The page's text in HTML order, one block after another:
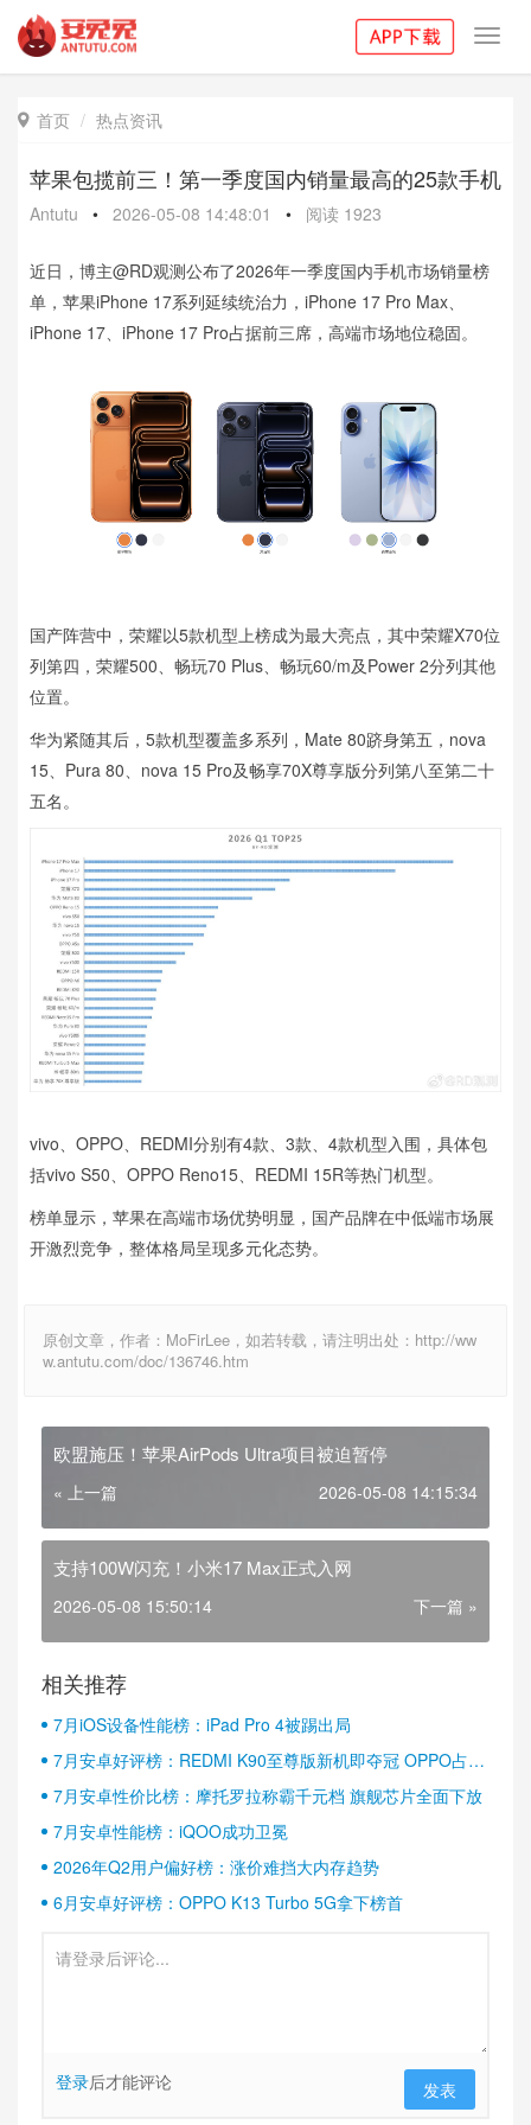
 首页 热点资讯
苹果包揽前三！第一季度国内销量最高的25款手机
Antutu • 2026-05-08 14:48:01 • 阅读 1923
近日，博主@RD观测公布了2026年一季度国内手机市场销量榜
单，苹果iPhone 17系列延续统治力，iPhone 17 Pro Max、
iPhone 17、iPhone 17 Pro占据前三席，高端市场地位稳固。
国产阵营中，荣耀以5款机型上榜成为最大亮点，其中荣耀X70位
列第四，荣耀500、畅玩70 Plus、畅玩60/m及Power 2分列其他
位置。
华为紧随其后，5款机型覆盖多系列，Mate 80跻身第五，nova
15、Pura 80、nova 15 Pro及畅享70X尊享版分列第八至第二十
五名。
vivo、OPPO、REDMI分别有4款、3款、4款机型入围，具体包
括vivo S50、OPPO Reno15、REDMI 15R等热门机型。
榜单显示，苹果在高端市场优势明显，国产品牌在中低端市场展
开激烈竞争，整体格局呈现多元化态势。
原创文章，作者：MoFirLee，如若转载，请注明出处：http://ww
w.antutu.com/doc/136746.htm
欧盟施压！苹果AirPods Ultra项目被迫暂停
« 上一篇 2026-05-08 14:15:34
支持100W闪充！小米17 Max正式入网
2026-05-08 15:50:14 下一篇 »
相关推荐
7月iOS设备性能榜：iPad Pro 4被踢出局
7月安卓好评榜：REDMI K90至尊版新机即夺冠 OPPO占据
半壁江山
7月安卓性价比榜：摩托罗拉称霸千元档 旗舰芯片全面下放
7月安卓性能榜：iQOO成功卫冕
2026年Q2用户偏好榜：涨价难挡大内存趋势
6月安卓好评榜：OPPO K13 Turbo 5G拿下榜首
登录后才能评论 发表